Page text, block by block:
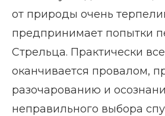
от природы очень
предпринимает попытки
Стрельца. Практически
оканчивается провалом,
разочарованию и
неправильного выбора